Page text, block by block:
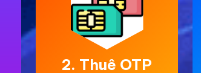
2. Thuê OTP